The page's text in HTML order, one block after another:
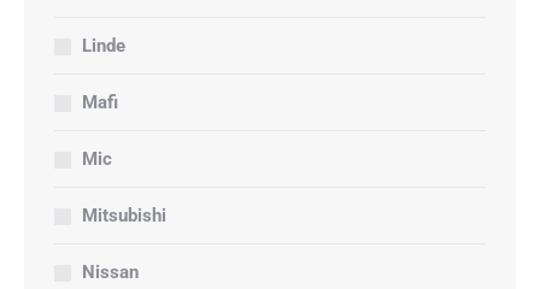
Linde
Mafi
Mic
Mitsubishi
Nissan